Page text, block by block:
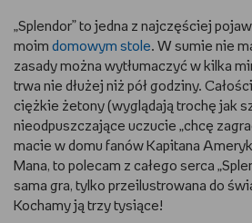
„Splendor” to jedna z najczęściej
moim domowym stole. W sumie nie
zasady można wytłumaczyć w kilka
trwa nie dłużej niż pół godziny.
ciężkie żetony (wyglądają trochę jak
nieodpuszczające uczucie „chcę
macie w domu fanów Kapitana
Mana, to polecam z całego serca
sama gra, tylko przeilustrowana do
Kochamy ją trzy tysiące!